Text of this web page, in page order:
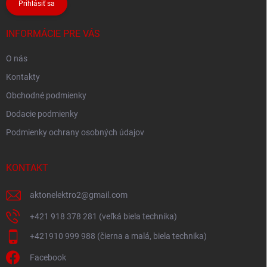
Prihlásiť sa
INFORMÁCIE PRE VÁS
O nás
Kontakty
Obchodné podmienky
Dodacie podmienky
Podmienky ochrany osobných údajov
KONTAKT
aktonelektro2@gmail.com
+421 918 378 281 (veľká biela technika)
+421910 999 988 (čierna a malá, biela technika)
Facebook